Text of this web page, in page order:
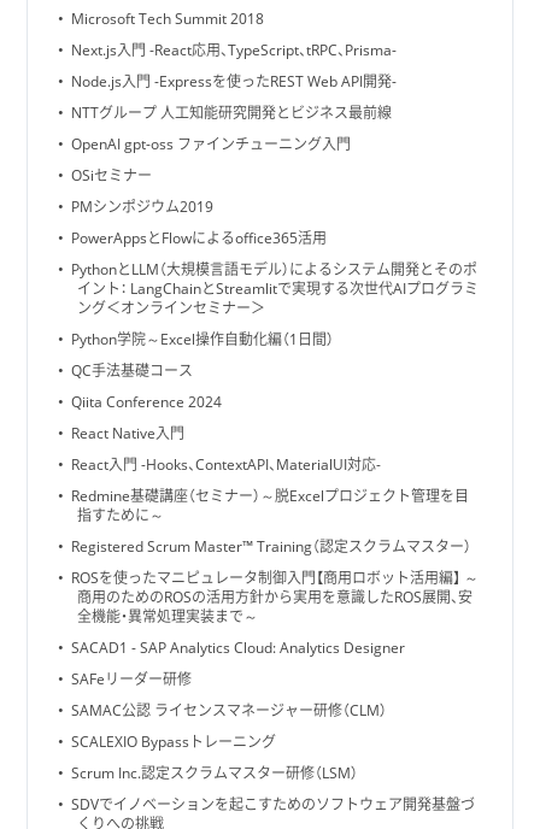
Microsoft Tech Summit 2018
Next.js入門 -React応用、TypeScript、tRPC、Prisma-
Node.js入門 -Expressを使ったREST Web API開発-
NTTグループ 人工知能研究開発とビジネス最前線
OpenAI gpt-oss ファインチューニング入門
OSiセミナー
PMシンポジウム2019
PowerAppsとFlowによるoffice365活用
PythonとLLM（大規模言語モデル）によるシステム開発とそのポ
イント： LangChainとStreamlitで実現する次世代AIプログラミ
ング＜オンラインセミナー＞
Python学院～Excel操作自動化編（1日間）
QC手法基礎コース
Qiita Conference 2024
React Native入門
React入門 -Hooks、ContextAPI、MaterialUI対応-
Redmine基礎講座（セミナー）～脱Excelプロジェクト管理を目
指すために～
Registered Scrum Master™ Training（認定スクラムマスター）
ROSを使ったマニピュレータ制御入門【商用ロボット活用編】 ～
商用のためのROSの活用方針から実用を意識したROS展開、安
全機能・異常処理実装まで～
SACAD1 - SAP Analytics Cloud: Analytics Designer
SAFeリーダー研修
SAMAC公認 ライセンスマネージャー研修（CLM）
SCALEXIO Bypassトレーニング
Scrum Inc.認定スクラムマスター研修（LSM）
SDVでイノベーションを起こすためのソフトウェア開発基盤づ
くりへの挑戦